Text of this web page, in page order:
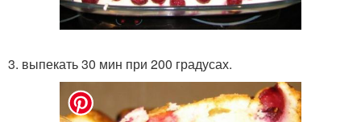
3. выпекать 30 мин при 200 градусах.